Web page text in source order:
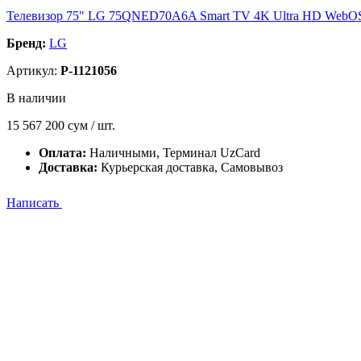
Телевизор 75" LG 75QNED70A6A Smart TV 4K Ultra HD
Бренд: LG
Артикул: P-1121056
В наличии
15 567 200 сум / шт.
Оплата: Наличными, Терминал UzCard
Доставка: Курьерская доставка, Самовывоз
Написать